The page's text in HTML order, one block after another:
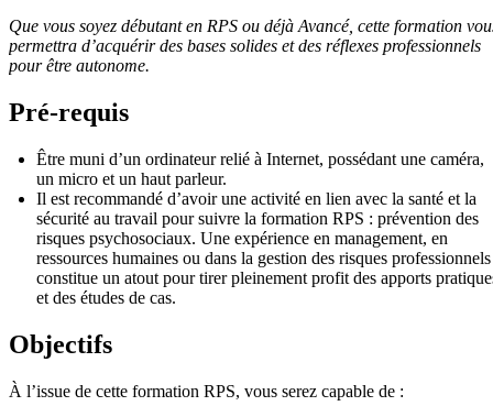
Que vous soyez débutant en RPS ou déjà Avancé, cette formation
permettra d’acquérir des bases solides et des réflexes professionnels
pour être autonome.
Pré-requis
Être muni d’un ordinateur relié à Internet, possédant une caméra,
un micro et un haut parleur.
Il est recommandé d’avoir une activité en lien avec la santé et la
sécurité au travail pour suivre la formation RPS : prévention des
risques psychosociaux. Une expérience en management, en
ressources humaines ou dans la gestion des risques professionnels
constitue un atout pour tirer pleinement profit des apports
et des études de cas.
Objectifs
À l’issue de cette formation RPS, vous serez capable de :